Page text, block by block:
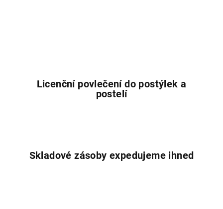
Licenční povlečení do postýlek a
postelí
Skladové zásoby expedujeme ihned